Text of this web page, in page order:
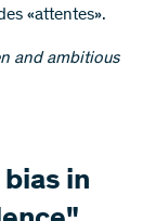
«attentes».
and ambitious
in